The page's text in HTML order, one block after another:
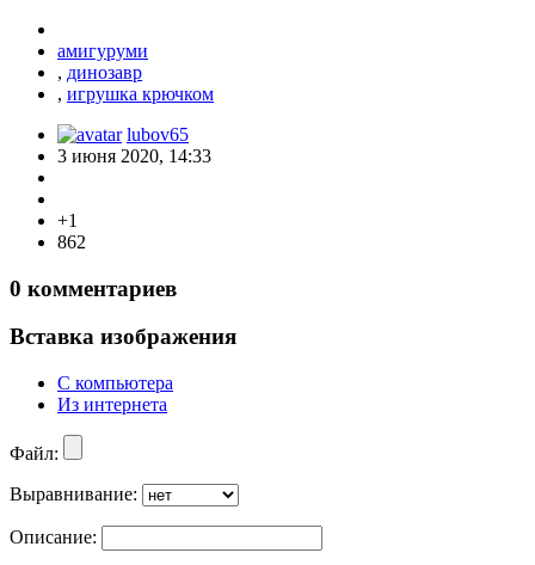
амигуруми
, динозавр
, игрушка крючком
lubov65
3 июня 2020, 14:33
+1
862
0 комментариев
Вставка изображения
С компьютера
Из интернета
Файл:
Выравнивание:
Описание: